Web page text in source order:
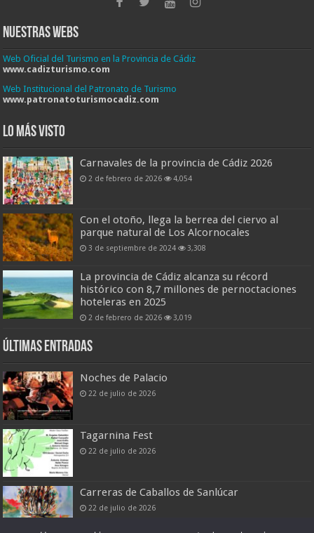
Nuestras Webs
Web Oficial del Turismo en la Provincia de Cádiz
www.cadizturismo.com
Web Institucional del Patronato de Turismo
www.patronatoturismocadiz.com
Lo más visto
Carnavales de la provincia de Cádiz 2026
2 de febrero de 2026 4,054
Con el otoño, llega la berrea del ciervo al
parque natural de Los Alcornocales
3 de septiembre de 2024 3,308
La provincia de Cádiz alcanza su récord
histórico con 8,7 millones de pernoctaciones
hoteleras en 2025
2 de febrero de 2026 3,019
Últimas entradas
Noches de Palacio
22 de julio de 2026
Tagarnina Fest
22 de julio de 2026
Carreras de Caballos de Sanlúcar
22 de julio de 2026